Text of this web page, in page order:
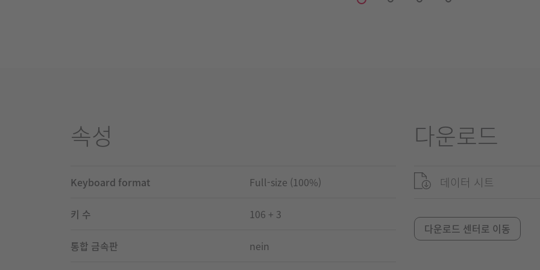
속성
Keyboard format Full-size (100%)
키 수 106 + 3
통합 금속판 nein
다운로드
데이터 시트
다운로드 센터로 이동